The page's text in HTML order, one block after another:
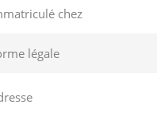
chez
légale